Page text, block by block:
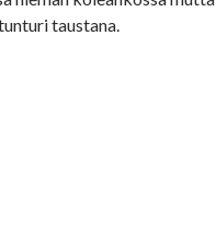
taustana.